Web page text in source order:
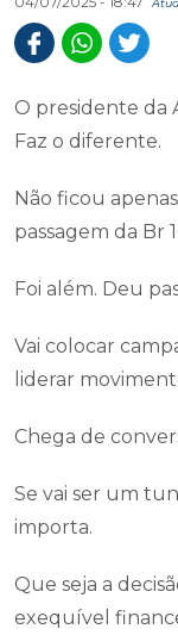
O presidente da
Faz o diferente.
Não ficou
passagem da Br
Foi além. Deu
Vai colocar
liderar
Chega de
Se vai ser um
importa.
Que seja a
exequível